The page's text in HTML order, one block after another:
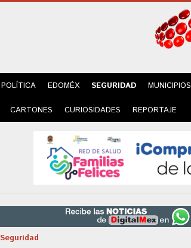
POLÍTICA EDOMÉX SEGURIDAD MUNICIPIOS
CARTONES CURIOSIDADES REPORTAJE
Seguridad